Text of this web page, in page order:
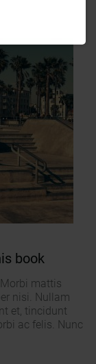
book
mattis
nisi. Nullam
et, tincidunt
ac felis. Nunc